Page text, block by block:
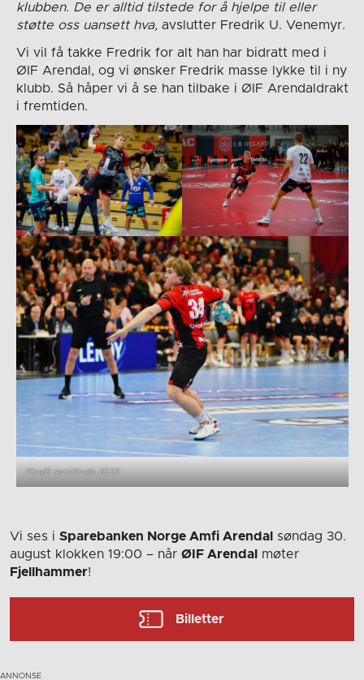
klubben. De er alltid tilstede for å hjelpe til eller
støtte oss uansett hva, avslutter Fredrik U. Venemyr.
Vi vil få takke Fredrik for alt han har bidratt med i
ØIF Arendal, og vi ønsker Fredrik masse lykke til i ny
klubb. Så håper vi å se han tilbake i ØIF Arendaldrakt
i fremtiden.
Final8 semifinale 2023
Vi ses i Sparebanken Norge Amfi Arendal
søndag 30.
august klokken 19:00 – når ØIF Arendal
møter
Fjellhammer!
Billetter